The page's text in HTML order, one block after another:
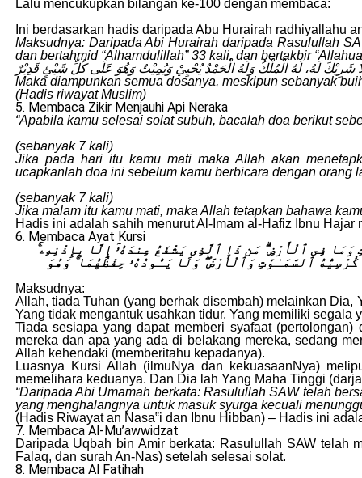
Lalu mencukupkan bilangan ke-100 dengan membaca:
Ini berdasarkan hadis daripada Abu Hurairah radhiyallahu
Maksudnya: Daripada Abi Hurairah daripada Rasulullah
dan bertahmid “Alhamdulillah” 33 kali, dan bertakbir
لَا شَرِيْكَ لَهُ، لَهُ الْمُلْكُ وَلَهُ الْحَمْدُ يُحْيِيْ وَيُمِيْتُ وَهُوَ عَلَى كُلِّ شَيْئٍ قَدِيْرٌ
Maka diampunkan semua dosanya, meskipun sebanyak
(Hadis riwayat Muslim)
5. Membaca Zikir Menjauhi Api Neraka
“Apabila kamu selesai solat subuh, bacalah doa berikut
(sebanyak 7 kali)
Jika pada hari itu kamu mati maka Allah akan
ucapkanlah doa ini sebelum kamu berbicara dengan orang
(sebanyak 7 kali)
Jika malam itu kamu mati, maka Allah tetapkan bahawa
Hadis ini adalah sahih menurut Al-Imam al-Hafiz Ibnu
6. Membaca Ayat Kursi
فِى ٱلْأَرْضِ ۗ مَن ذَا ٱلَّذِى يَشْفَعُ عِندَهُۥٓ إِلَّا بِإِذْنِهِۦ
ٱلسَّمَـٰوَٰتِ وَٱلْأَرْضَ ۖ وَلَا يَـُٔودُهُۥ حِفْظُهُمَا ۚ وَهُوَ
Maksudnya:
Allah, tiada Tuhan (yang berhak disembah) melainkan
Yang tidak mengantuk usahkan tidur. Yang memiliki
Tiada sesiapa yang dapat memberi syafaat
mereka dan apa yang ada di belakang mereka, sedang
Allah kehendaki (memberitahu kepadanya).
Luasnya Kursi Allah (ilmuNya dan kekuasaanNya)
memelihara keduanya. Dan Dia lah Yang Maha Tinggi
“Daripada Abi Umamah berkata: Rasulullah SAW telah
yang menghalangnya untuk masuk syurga kecuali
(Hadis Riwayat an Nasa‟i dan Ibnu Hibban) – Hadis ini
7. Membaca Al-Mu’awwidzat
Daripada Uqbah bin Amir berkata: Rasulullah SAW telah
Falaq, dan surah An-Nas) setelah selesai solat.
8. Membaca Al Fatihah